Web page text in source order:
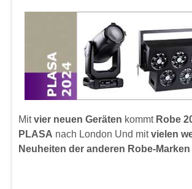
Mitvier neuen Geräten kommt Robe
PLASA nach London Und mitvielen
Neuheiten der anderen Robe-Marken